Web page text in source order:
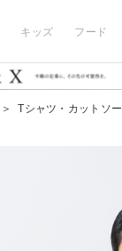
キッズ フード
＞ Tシャツ・カットソー